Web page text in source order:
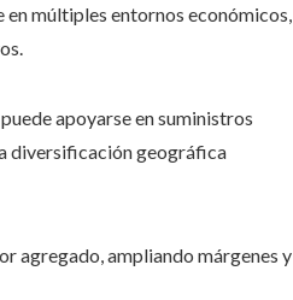
en múltiples entornos económicos,
apoyarse en suministros
diversificación geográfica
agregado, ampliando márgenes y